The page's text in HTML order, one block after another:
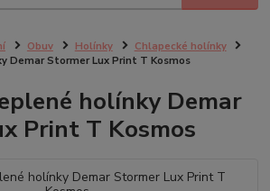
Obuv Holínky
Chlapecké holínky
Demar Stormer Lux Print T Kosmos
holínky Demar
Print T Kosmos